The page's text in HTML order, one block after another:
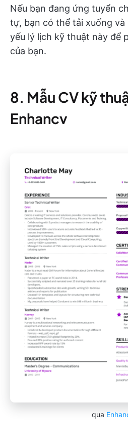
Nếu bạn đang ứng tuyển
tự, bạn có thể tải xuống và
yếu lý lịch kỹ thuật này để
của bạn.
8. Mẫu CV kỹ
Enhancv
qua